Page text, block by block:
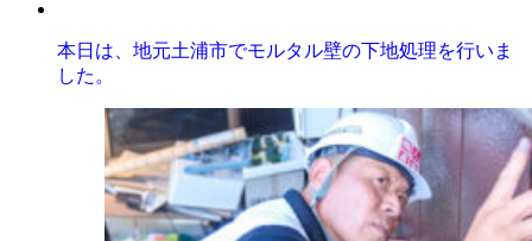
本日は、地元土浦市でモルタル壁の下地処理を行いま
した。